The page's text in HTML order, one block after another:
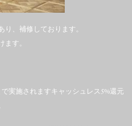
り、補修しております。
ます。
で実施されますキャッシュレス5%還元